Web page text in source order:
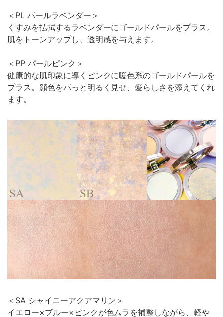
＜PL パールラベンダー＞
くすみを払拭するラベンダーにゴールドパールをプラス。
肌をトーンアップし、透明感を与えます。
＜PP パールピンク＞
健康的な肌印象に導くピンクに暖色系のゴールドパールを
プラス。顔色をパっと明るく見せ、愛らしさを添えてくれ
ます。
＜SA シャイニーアクアマリン＞
イエロー×ブルー×ピンクが色ムラを補整しながら、軽や